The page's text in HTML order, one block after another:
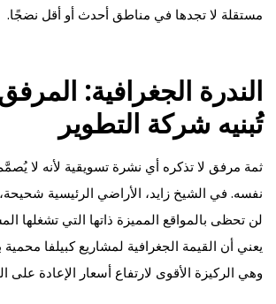
مستقلة لا تجدها في مناطق أحدث أو أقل نضجًا.
الندرة الجغرافية:
تُبنيه شركة التطوير
ثمة مرفق لا تذكره أي نشرة تسويقية لأنه لا
نفسه. في الشيخ زايد، الأراضي الرئيسية
لن تحظى بالمواقع المميزة ذاتها التي تشغلها
يعني أن القيمة الجغرافية لمشاريع كبيلفا
وهي الركيزة الأقوى لارتفاع أسعار الإعادة على